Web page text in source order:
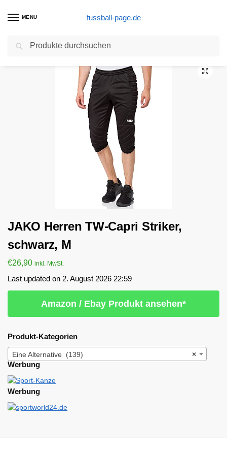
MENU fussball-page.de
Start Eine Alternative / JAKO Herren TW-Capri Striker, schwarz, M
JAKO Herren TW-Capri Striker,
schwarz, M
€26,90 inkl. MwSt.
Last updated on 2. August 2026 22:59
Amazon / Ebay Produkt ansehen*
Produkt-Kategorien
×
Eine Alternative (139)
Werbung
Werbung